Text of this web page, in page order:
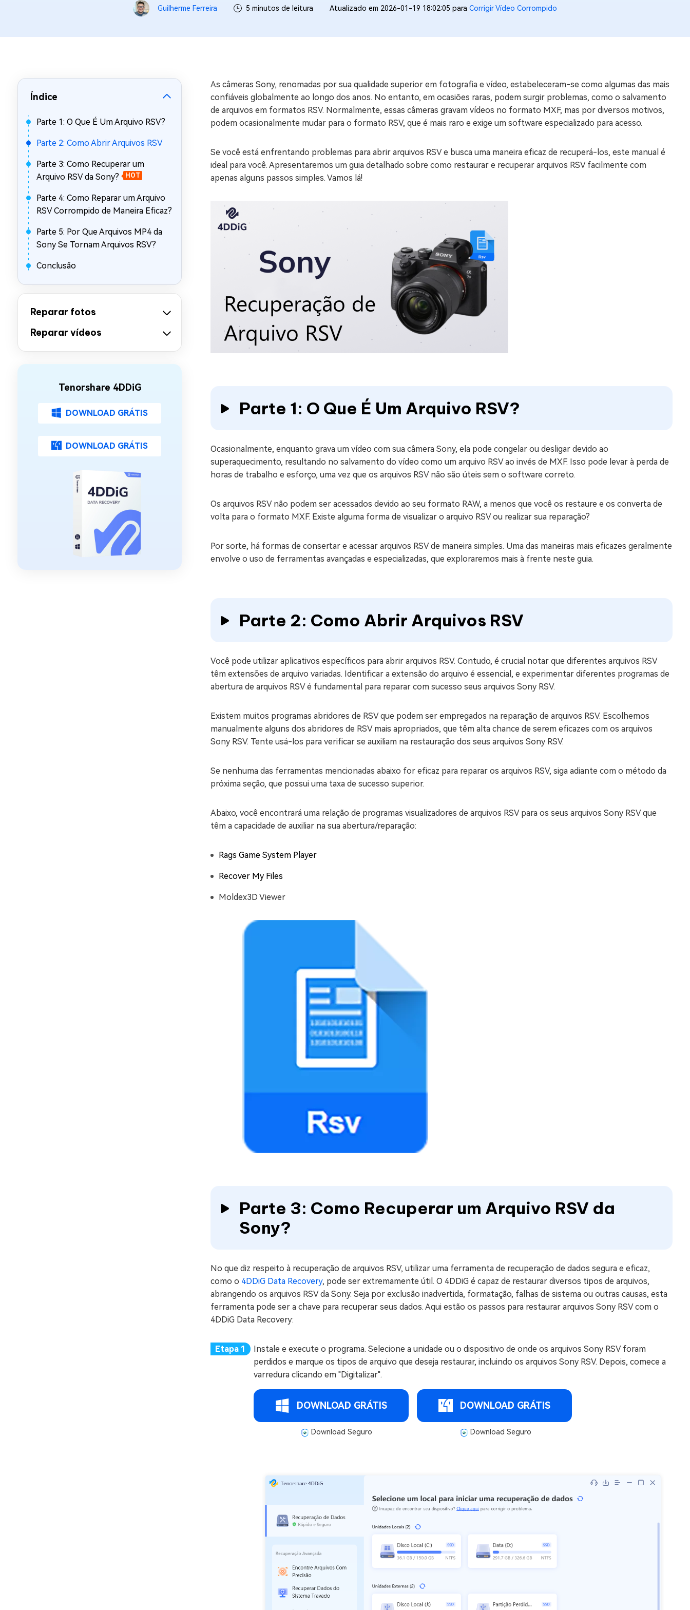
Recuperar Dados de WhatsApp no iPhone/Android
Excluir arquivos duplicados e limpar arquivos inúteis no Mac
Mac Boot Genius
Grátis
Corrigir Erros de Mac Grátis
Windows 11 Upgrade Checker
Guilherme Ferreira 5 minutos de leitura Atualizado em 2026-01-19 18:02:05 para Corrigir Vídeo Corrompido
Índice
Parte 1: O Que É Um Arquivo RSV?
Parte 2: Como Abrir Arquivos RSV
Parte 3: Como Recuperar um
Arquivo RSV da Sony?
HOT
Parte 4: Como Reparar um Arquivo
RSV Corrompido de Maneira Eficaz?
Parte 5: Por Que Arquivos MP4 da
Sony Se Tornam Arquivos RSV?
Conclusão
Reparar fotos
Reparar vídeos
Tenorshare 4DDiG
DOWNLOAD GRÁTIS
DOWNLOAD GRÁTIS
As câmeras Sony, renomadas por sua qualidade superior em fotografia e vídeo, estabeleceram-se como algumas das mais
confiáveis globalmente ao longo dos anos. No entanto, em ocasiões raras, podem surgir problemas, como o salvamento
de arquivos em formatos RSV. Normalmente, essas câmeras gravam vídeos no formato MXF, mas por diversos motivos,
podem ocasionalmente mudar para o formato RSV, que é mais raro e exige um software especializado para acesso.
Se você está enfrentando problemas para abrir arquivos RSV e busca uma maneira eficaz de recuperá-los, este manual é
ideal para você. Apresentaremos um guia detalhado sobre como restaurar e recuperar arquivos RSV facilmente com
apenas alguns passos simples. Vamos lá!
Parte 1: O Que É Um Arquivo RSV?
Ocasionalmente, enquanto grava um vídeo com sua câmera Sony, ela pode congelar ou desligar devido ao
superaquecimento, resultando no salvamento do vídeo como um arquivo RSV ao invés de MXF. Isso pode levar à perda de
horas de trabalho e esforço, uma vez que os arquivos RSV não são úteis sem o software correto.
Os arquivos RSV não podem ser acessados devido ao seu formato RAW, a menos que você os restaure e os converta de
volta para o formato MXF. Existe alguma forma de visualizar o arquivo RSV ou realizar sua reparação?
Por sorte, há formas de consertar e acessar arquivos RSV de maneira simples. Uma das maneiras mais eficazes geralmente
envolve o uso de ferramentas avançadas e especializadas, que exploraremos mais à frente neste guia.
Parte 2: Como Abrir Arquivos RSV
Você pode utilizar aplicativos específicos para abrir arquivos RSV. Contudo, é crucial notar que diferentes arquivos RSV
têm extensões de arquivo variadas. Identificar a extensão do arquivo é essencial, e experimentar diferentes programas de
abertura de arquivos RSV é fundamental para reparar com sucesso seus arquivos Sony RSV.
Existem muitos programas abridores de RSV que podem ser empregados na reparação de arquivos RSV. Escolhemos
manualmente alguns dos abridores de RSV mais apropriados, que têm alta chance de serem eficazes com os arquivos
Sony RSV. Tente usá-los para verificar se auxiliam na restauração dos seus arquivos Sony RSV.
Se nenhuma das ferramentas mencionadas abaixo for eficaz para reparar os arquivos RSV, siga adiante com o método da
próxima seção, que possui uma taxa de sucesso superior.
Abaixo, você encontrará uma relação de programas visualizadores de arquivos RSV para os seus arquivos Sony RSV que
têm a capacidade de auxiliar na sua abertura/reparação:
Rags Game System Player
Recover My Files
Moldex3D Viewer
Parte 3: Como Recuperar um Arquivo RSV da
Sony?
No que diz respeito à recuperação de arquivos RSV, utilizar uma ferramenta de recuperação de dados segura e eficaz,
como o 4DDiG Data Recovery, pode ser extremamente útil. O 4DDiG é capaz de restaurar diversos tipos de arquivos,
abrangendo os arquivos RSV da Sony. Seja por exclusão inadvertida, formatação, falhas de sistema ou outras causas, esta
ferramenta pode ser a chave para recuperar seus dados. Aqui estão os passos para restaurar arquivos Sony RSV com o
4DDiG Data Recovery:
Instale e execute o programa. Selecione a unidade ou o dispositivo de onde os arquivos Sony RSV foram
perdidos e marque os tipos de arquivo que deseja restaurar, incluindo os arquivos Sony RSV. Depois, comece a
varredura clicando em "Digitalizar".
DOWNLOAD GRÁTIS
Download Seguro
DOWNLOAD GRÁTIS
Download Seguro